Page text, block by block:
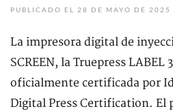
PUBLICADO EL 28 DE MAYO DE 2025
La impresora digital de
SCREEN, la Truepress LABEL
oficialmente certificada por
Digital Press Certification. El